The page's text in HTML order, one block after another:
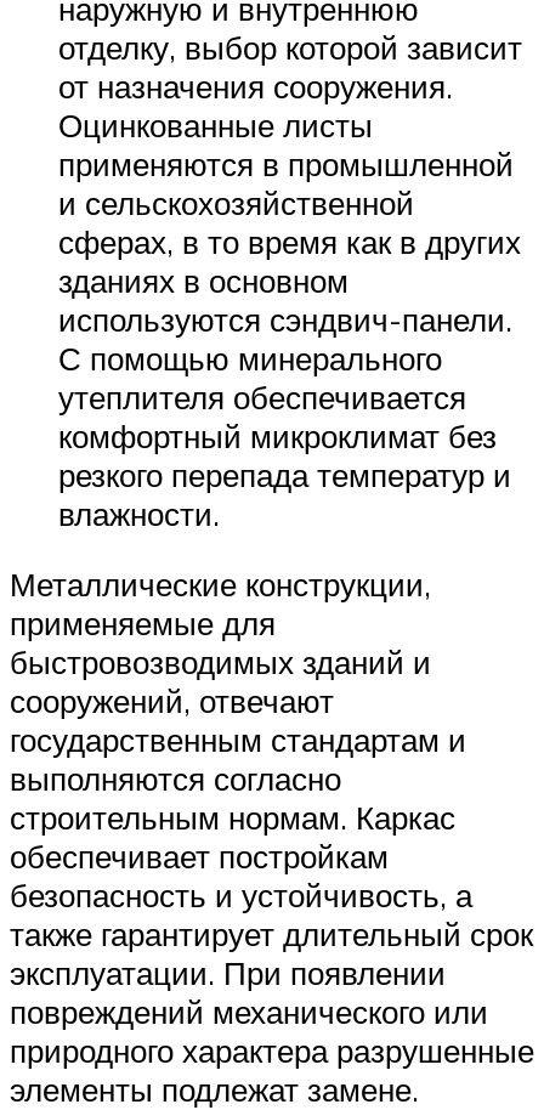
наружную и внутреннюю
отделку, выбор которой зависит
от назначения сооружения.
Оцинкованные листы
применяются в промышленной
и сельскохозяйственной
сферах, в то время как в других
зданиях в основном
используются сэндвич-панели.
С помощью минерального
утеплителя обеспечивается
комфортный микроклимат без
резкого перепада температур и
влажности.
Металлические конструкции,
применяемые для
быстровозводимых зданий и
сооружений, отвечают
государственным стандартам и
выполняются согласно
строительным нормам. Каркас
обеспечивает постройкам
безопасность и устойчивость, а
также гарантирует длительный срок
эксплуатации. При появлении
повреждений механического или
природного характера разрушенные
элементы подлежат замене.